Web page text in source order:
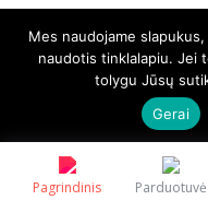
Pagrindinis Parduotuvė
Mes naudojame
naudotis tinklalapiu. Jei
tolygu Jūsų
Gerai